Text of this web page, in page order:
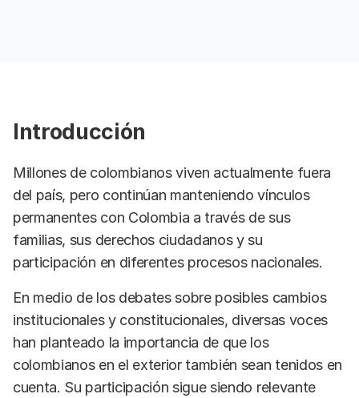
Introducción
Millones de colombianos viven actualmente fuera
del país, pero continúan manteniendo vínculos
permanentes con Colombia a través de sus
familias, sus derechos ciudadanos y su
participación en diferentes procesos nacionales.
En medio de los debates sobre posibles cambios
institucionales y constitucionales, diversas voces
han planteado la importancia de que los
colombianos en el exterior también sean tenidos en
cuenta. Su participación sigue siendo relevante